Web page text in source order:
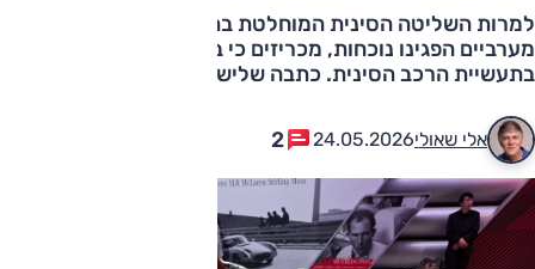
למרות השליטה הסינית המוחלטת בתערוכה בייג'ינג, יצרנים
מערביים הפגינו נוכחות, מכריזים כי בכוונתם לשמר פעילות
בתעשיית הרכב הסינית. כתבה שלישית ואחרונה
אלי שאולי24.05.2026
2